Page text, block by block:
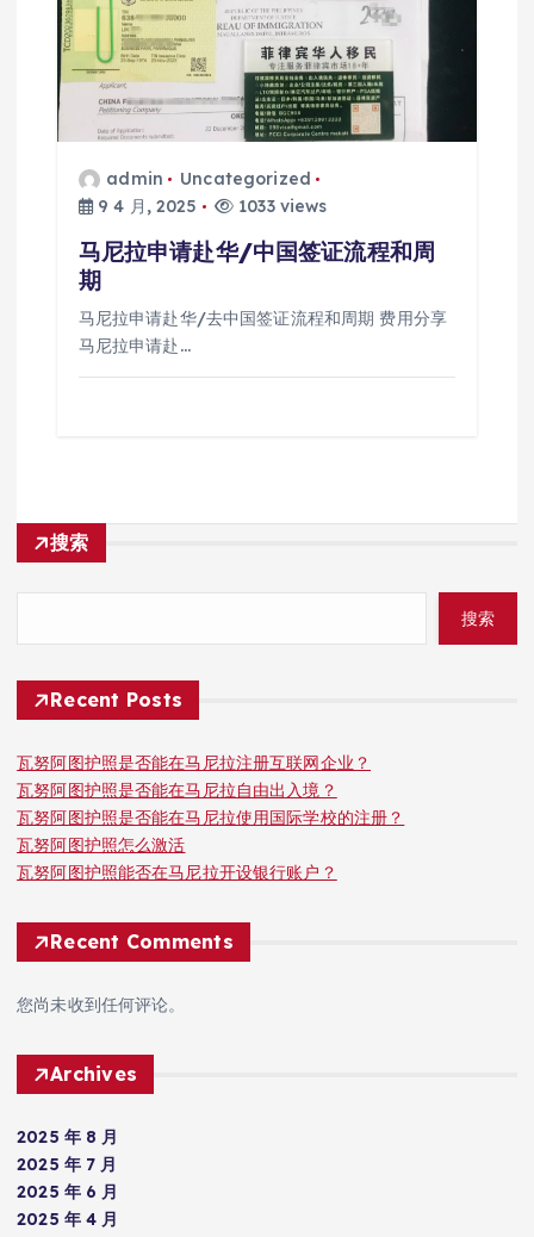
admin
Uncategorized
9 4 月, 2025
1033 views
马尼拉申请赴华/中国签证流程和周
期
马尼拉申请赴华/去中国签证流程和周期 费用分享
马尼拉申请赴…
搜索
搜索
Recent Posts
瓦努阿图护照是否能在马尼拉注册互联网企业？
瓦努阿图护照是否能在马尼拉自由出入境？
瓦努阿图护照是否能在马尼拉使用国际学校的注册？
瓦努阿图护照怎么激活
瓦努阿图护照能否在马尼拉开设银行账户？
Recent Comments
您尚未收到任何评论。
Archives
2025 年 8 月
2025 年 7 月
2025 年 6 月
2025 年 4 月